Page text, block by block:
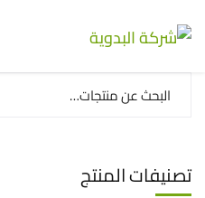
تصنيفات المنتج